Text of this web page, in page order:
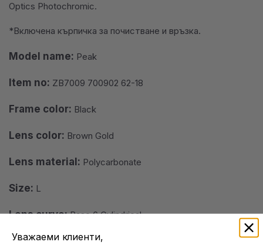
Optics Photochromic.
*Включена кърпичка за почистване и връзка.
Model name: Peak
Item no: ZB7009 700902 62-18
Frame color: Black
Lens color: Brown Gold
Lens material: Polycarbonate
Size: L
Lens curve:Base 6 Cylindrical
Уважаеми клиенти,